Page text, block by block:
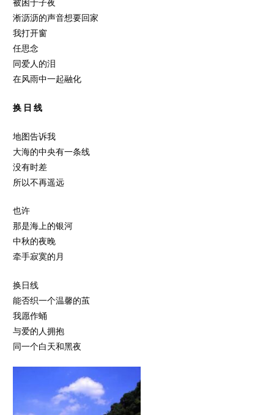
被困于子夜
淅沥沥的声音想要回家
我打开窗
任思念
同爱人的泪
在风雨中一起融化
换 日 线
地图告诉我
大海的中央有一条线
没有时差
所以不再遥远
也许
那是海上的银河
中秋的夜晚
牵手寂寞的月
换日线
能否织一个温馨的茧
我愿作蛹
与爱的人拥抱
同一个白天和黑夜